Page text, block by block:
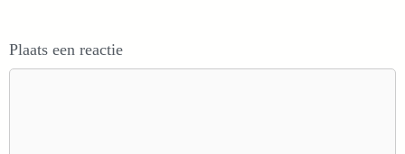
Plaats een reactie